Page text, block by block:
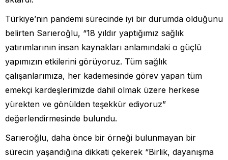
Türkiye’nin pandemi sürecinde iyi bir durumda olduğunu
belirten Sarıeroğlu, “18 yıldır yaptığımız sağlık
yatırımlarının insan kaynakları anlamındaki o güçlü
yapımızın etkilerini görüyoruz. Tüm sağlık
çalışanlarımıza, her kademesinde görev yapan tüm
emekçi kardeşlerimizde dahil olmak üzere herkese
yürekten ve gönülden teşekkür ediyoruz”
değerlendirmesinde bulundu.
Sarıeroğlu, daha önce bir örneği bulunmayan bir
sürecin yaşandığına dikkati çekerek “Birlik, dayanışma